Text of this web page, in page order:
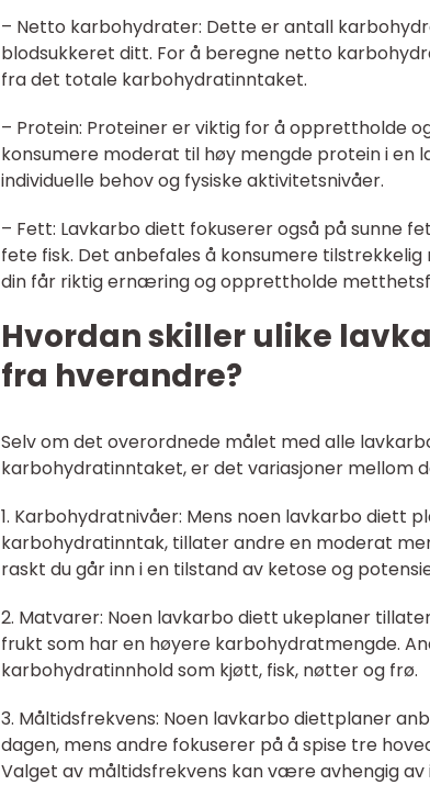
– Netto karbohydrater: Dette er antall
blodsukkeret ditt. For å beregne netto
fra det totale karbohydratinntaket.
– Protein: Proteiner er viktig for å opprettholde
konsumere moderat til høy mengde protein i en
individuelle behov og fysiske aktivitetsnivåer.
– Fett: Lavkarbo diett fokuserer også på sunne
fete fisk. Det anbefales å konsumere
din får riktig ernæring og opprettholde
Hvordan skiller ulike
fra hverandre?
Selv om det overordnede målet med alle
karbohydratinntaket, er det variasjoner mellom
1. Karbohydratnivåer: Mens noen lavkarbo diett
karbohydratinntak, tillater andre en moderat
raskt du går inn i en tilstand av ketose og
2. Matvarer: Noen lavkarbo diett ukeplaner
frukt som har en høyere karbohydratmengde.
karbohydratinnhold som kjøtt, fisk, nøtter og frø.
3. Måltidsfrekvens: Noen lavkarbo diettplaner
dagen, mens andre fokuserer på å spise tre
Valget av måltidsfrekvens kan være avhengig